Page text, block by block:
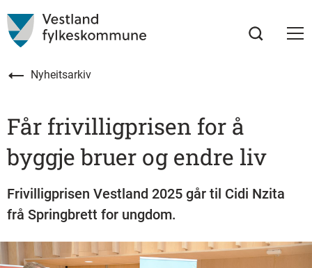
Nyheitsarkiv
Får frivilligprisen for å
byggje bruer og endre liv
Frivilligprisen Vestland 2025 går til Cidi Nzita
frå Springbrett for ungdom.